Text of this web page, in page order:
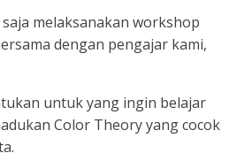
melaksanakan workshop
dengan pengajar kami,
untuk yang ingin belajar
Color Theory yang cocok